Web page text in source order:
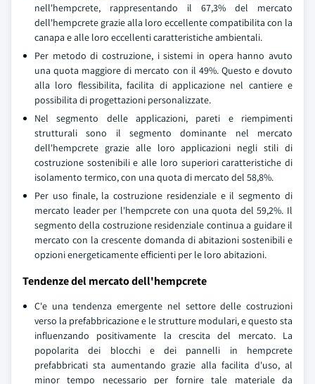
nell'hempcrete, rappresentando il 67,3% del mercato
dell'hempcrete grazie alla loro eccellente compatibilita con la
canapa e alle loro eccellenti caratteristiche ambientali.
Per metodo di costruzione, i sistemi in opera hanno avuto
una quota maggiore di mercato con il 49%. Questo e dovuto
alla loro flessibilita, facilita di applicazione nel cantiere e
possibilita di progettazioni personalizzate.
Nel segmento delle applicazioni, pareti e riempimenti
strutturali sono il segmento dominante nel mercato
dell'hempcrete grazie alle loro applicazioni negli stili di
costruzione sostenibili e alle loro superiori caratteristiche di
isolamento termico, con una quota di mercato del 58,8%.
Per uso finale, la costruzione residenziale e il segmento di
mercato leader per l'hempcrete con una quota del 59,2%. Il
segmento della costruzione residenziale continua a guidare il
mercato con la crescente domanda di abitazioni sostenibili e
opzioni energeticamente efficienti per le loro abitazioni.
Tendenze del mercato dell'hempcrete
C'e una tendenza emergente nel settore delle costruzioni
verso la prefabbricazione e le strutture modulari, e questo sta
influenzando positivamente la crescita del mercato. La
popolarita dei blocchi e dei pannelli in hempcrete
prefabbricati sta aumentando grazie alla facilita d'uso, al
minor tempo necessario per fornire tale materiale da